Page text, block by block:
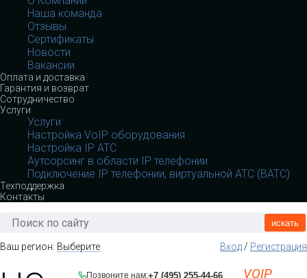
Наша команда
Отзывы
Сертификаты
Новости
Вакансии
Оплата и доставка
Гарантия и возврат
Сотрудничество
Услуги
Услуги
Настройка VoIP оборудования
Настройка IP АТС
Аутсорсинг в области IP телефонии
Подключение IP телефонии, виртуальной АТС (ВАТС)
Техподдержка
Контакты
искать
Ваш регион: Выберите Вход/ Регистрация
Позвоните нам:+7 (495) 255-44-66
VOIP